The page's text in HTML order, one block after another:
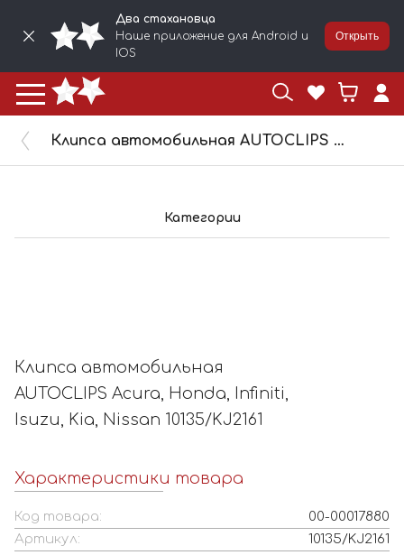
Два стахановца
Наше приложение для Android и
IOS
Открыть
Клипса автомобильная AUTOCLIPS Acura, Honda, Infiniti, Isuzu, Kia, Nissan 10135/KJ2161
Категории
Клипса автомобильная
AUTOCLIPS Acura, Honda, Infiniti,
Isuzu, Kia, Nissan 10135/KJ2161
Характеристики товара
Код товара:
00-00017880
Артикул:
10135/KJ2161